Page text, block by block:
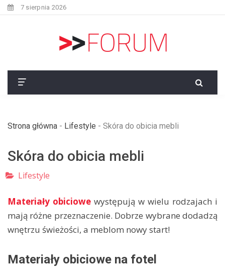
7 sierpnia 2026
Strona główna - Lifestyle - Skóra do obicia mebli
Skóra do obicia mebli
Lifestyle
Materiały obiciowe występują w wielu rodzajach i
mają różne przeznaczenie. Dobrze wybrane dodadzą
wnętrzu świeżości, a meblom nowy start!
Materiały obiciowe na fotel